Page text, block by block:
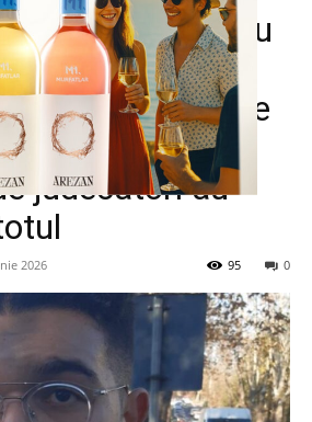
pentru
din Moara de
pas mai aproape
Detaliile
judecători au
2026 0
95